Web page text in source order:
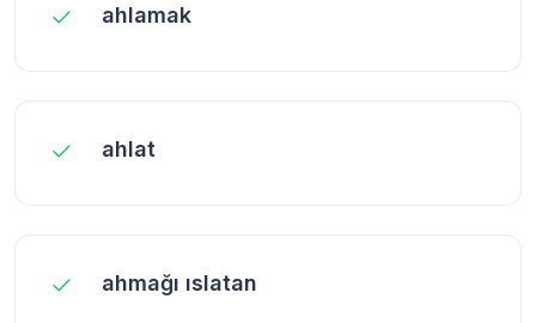
ahlamak
ahlat
ahmağı ıslatan